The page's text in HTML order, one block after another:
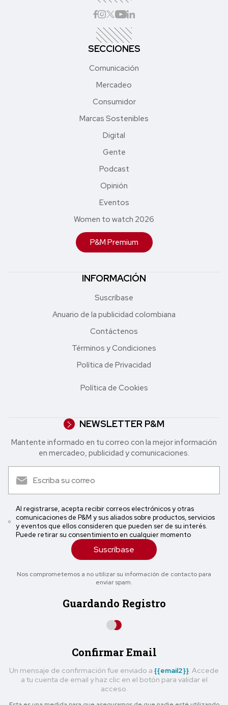
SECCIONES
Comunicación
Mercadeo
Consumidor
Marcas Sostenibles
Digital
Gente
Podcast
Opinión
Eventos
Women to watch 2026
P&M Premium
INFORMACIÓN
Suscríbase
Anuario de la publicidad colombiana
Contáctenos
Términos y Condiciones
Política de Privacidad
Política de Cookies
NEWSLETTER P&M
Mantente informado en tu correo con la mejor in formación
en mercadeo, publicidad y comunicaciones.
Al registrarse, acepta recibir correos electrónicos y otras
comunicaciones de P&M y sus aliados sobre productos, servicios
y eventos que ellos consideren que pueden ser de su interés.
Puede retirar su consentimiento en cualquier momento
Suscríbase
Nos comprometemos a no utilizar su información de contacto para
enviar spam.
Guardando Registro
Confirmar Email
Un mensaje de confirmación fue enviado a {{email2}} . Accede
a tu cuenta de email y haz clic en el botón para validar el
acceso.